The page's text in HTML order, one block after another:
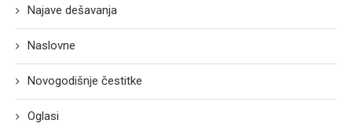
Najave dešavanja
Naslovne
Novogodišnje čestitke
Oglasi